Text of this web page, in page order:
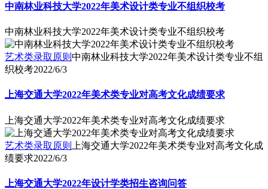
中南林业科技大学2022年美术设计类专业不组织校考
中南林业科技大学2022年美术设计类专业不组织校考
艺术类录取原则 中南林业科技大学2022年美术设计类专业不组
织校考2022/6/3
上海交通大学2022年美术类专业对高考文化成绩要求
上海交通大学2022年美术类专业对高考文化成绩要求
艺术类录取原则
上海交通大学2022年美术类专业对高考文化成
绩要求2022/6/3
上海交通大学2022年设计学类招生咨询问答